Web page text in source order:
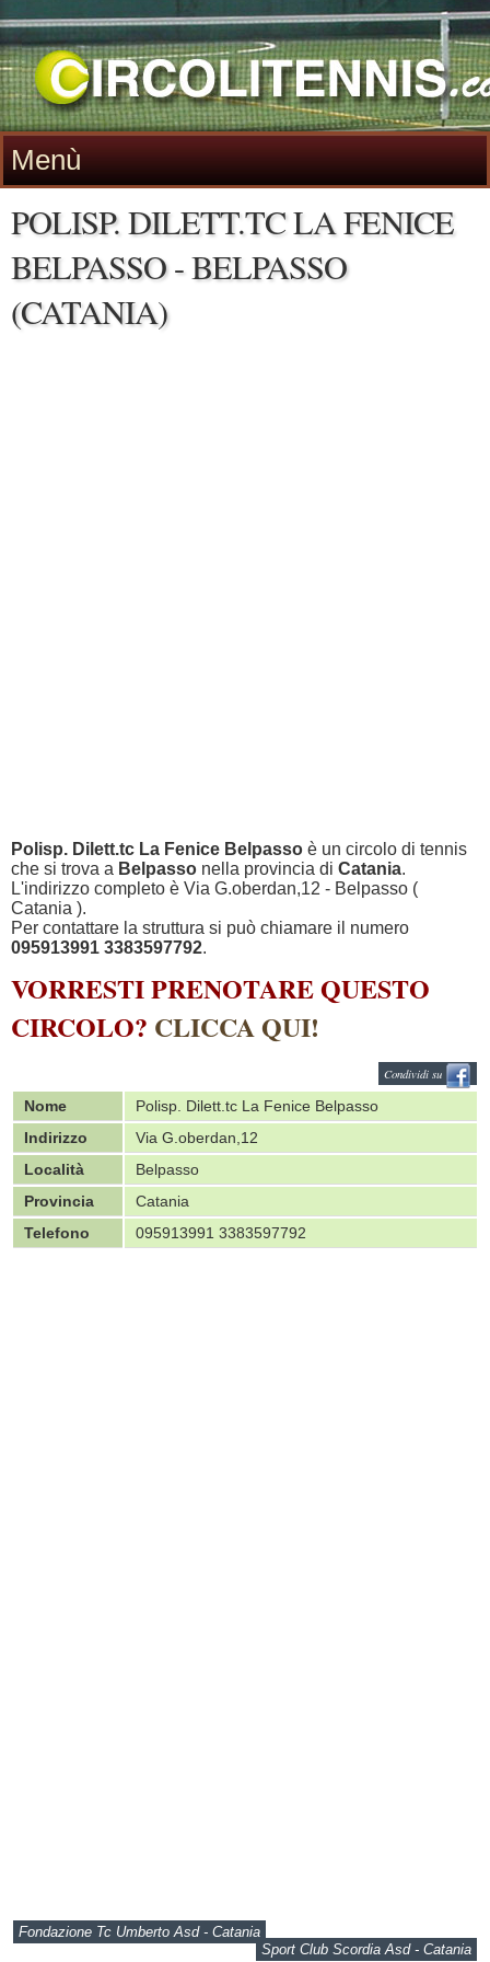
Menù
POLISP. DILETT.TC LA FENICE
BELPASSO - BELPASSO
(CATANIA)
Polisp. Dilett.tc La Fenice Belpasso è un circolo di tennis
che si trova a Belpasso nella provincia di Catania.
L'indirizzo completo è Via G.oberdan,12 - Belpasso (
Catania ).
Per contattare la struttura si può chiamare il numero
095913991 3383597792.
VORRESTI PRENOTARE QUESTO
CIRCOLO? CLICCA QUI!
Condividi su
Nome
Polisp. Dilett.tc La Fenice Belpasso
Indirizzo
Via G.oberdan,12
Località
Belpasso
Provincia
Catania
Telefono
095913991 3383597792
Fondazione Tc Umberto Asd - Catania
Sport Club Scordia Asd - Catania